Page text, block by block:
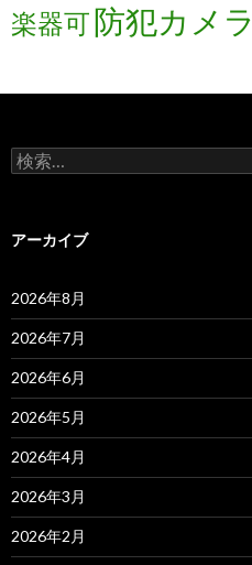
楽器可防犯カメラ
検
索:
アーカイブ
2026年8月
2026年7月
2026年6月
2026年5月
2026年4月
2026年3月
2026年2月